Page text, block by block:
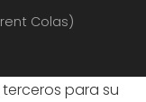
Colas)
para su